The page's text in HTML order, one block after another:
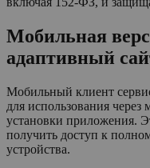
Мобильная
адаптивный
Мобильный клиент
для использования через
установки приложения.
получить доступ к
устройства.